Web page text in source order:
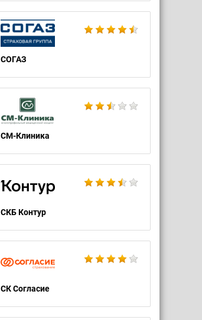
СОГАЗ
СМ-Клиника
СКБ Контур
СК Согласие